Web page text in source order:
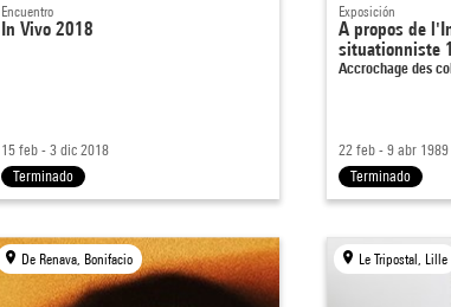
Encuentro
In Vivo 2018
15 feb - 3 dic 2018
Terminado
Exposición
A propos de
situationniste
Accrochage des
22 feb - 9 abr 1989
Terminado
De Renava, Bonifacio Le Tripostal, Lille